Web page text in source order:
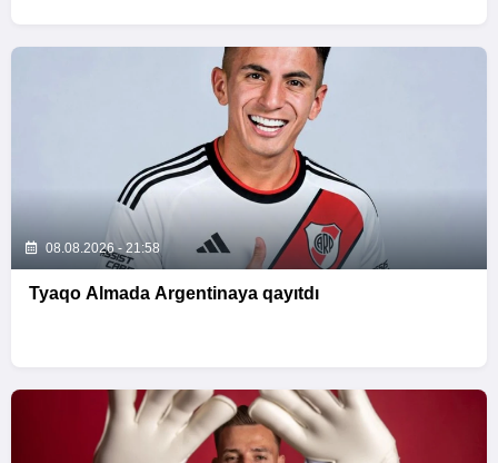
08.08.2026 - 21:58
Tyaqo Almada Argentinaya qayıtdı